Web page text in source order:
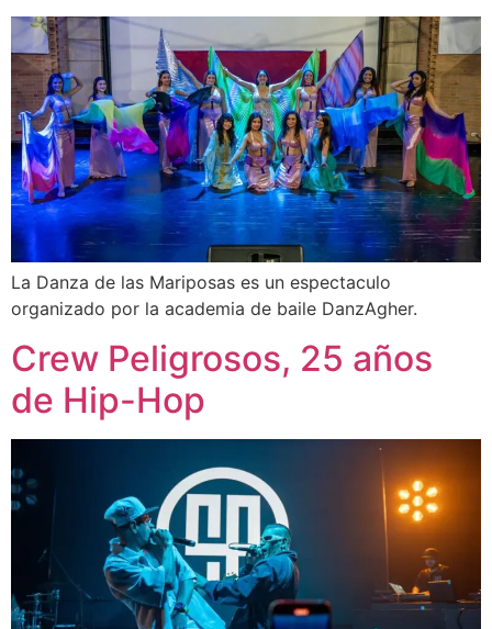
La Danza de las Mariposas es un espectaculo
organizado por la academia de baile DanzAgher.
Crew Peligrosos, 25 años
de Hip-Hop